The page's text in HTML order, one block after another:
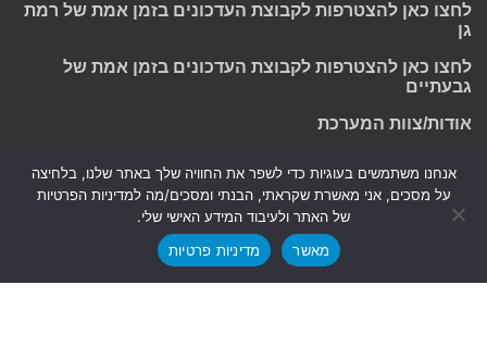
לחצו כאן להצטרפות לקבוצת העדכונים בזמן אמת של רמת
גן
לחצו כאן להצטרפות לקבוצת העדכונים בזמן אמת של
גבעתיים
אודות/צוות המערכת
Powered byNintay
© כל הזכויות שמורות 2026, רמת גן גבעתיים ניוז.
חדשות בת ים-חולון|חדשות רמת גן-גבעתיים|חדשות בקעת אונו|
אנחנו משתמשים בעוגיות כדי לשפר את החוויה שלך באתר שלנו, בלחיצה
על מסכים, אני מאשרת שקראתי, הבנתי ומסכים/מה למדיניות הפרטיות
של האתר ולעיבוד המידע האישי שלי.
מאשר
מדיניות פרטיות